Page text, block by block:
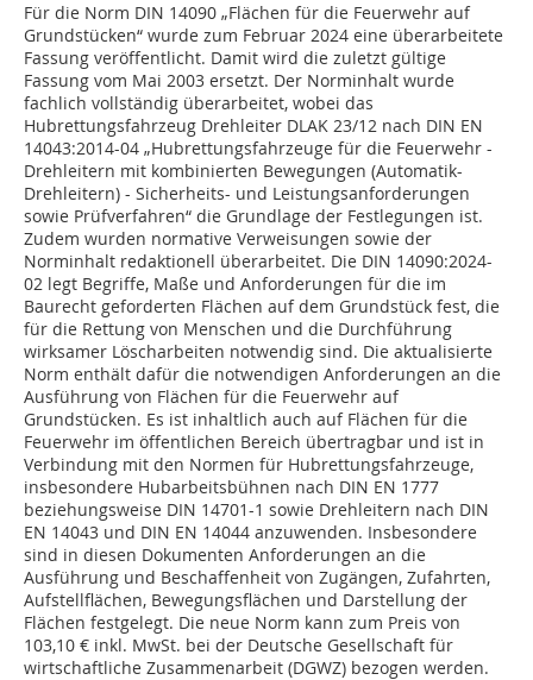
Für die Norm DIN 14090 „Flächen für die Feuerwehr auf
Grundstücken“ wurde zum Februar 2024 eine überarbeitete
Fassung veröffentlicht. Damit wird die zuletzt gültige
Fassung vom Mai 2003 ersetzt. Der Norminhalt wurde
fachlich vollständig überarbeitet, wobei das
Hubrettungsfahrzeug Drehleiter DLAK 23/12 nach DIN EN
14043:2014-04 „Hubrettungsfahrzeuge für die Feuerwehr -
Drehleitern mit kombinierten Bewegungen (Automatik-
Drehleitern) - Sicherheits- und Leistungsanforderungen
sowie Prüfverfahren“ die Grundlage der Festlegungen ist.
Zudem wurden normative Verweisungen sowie der
Norminhalt redaktionell überarbeitet. Die DIN 14090:2024-
02 legt Begriffe, Maße und Anforderungen für die im
Baurecht geforderten Flächen auf dem Grundstück fest, die
für die Rettung von Menschen und die Durchführung
wirksamer Löscharbeiten notwendig sind. Die aktualisierte
Norm enthält dafür die notwendigen Anforderungen an die
Ausführung von Flächen für die Feuerwehr auf
Grundstücken. Es ist inhaltlich auch auf Flächen für die
Feuerwehr im öffentlichen Bereich übertragbar und ist in
Verbindung mit den Normen für Hubrettungsfahrzeuge,
insbesondere Hubarbeitsbühnen nach DIN EN 1777
beziehungsweise DIN 14701-1 sowie Drehleitern nach DIN
EN 14043 und DIN EN 14044 anzuwenden. Insbesondere
sind in diesen Dokumenten Anforderungen an die
Ausführung und Beschaffenheit von Zugängen, Zufahrten,
Aufstellflächen, Bewegungsflächen und Darstellung der
Flächen festgelegt. Die neue Norm kann zum Preis von
103,10 € inkl. MwSt. bei der Deutsche Gesellschaft für
wirtschaftliche Zusammenarbeit (DGWZ) bezogen werden.